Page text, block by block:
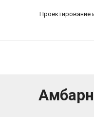
Проектирование